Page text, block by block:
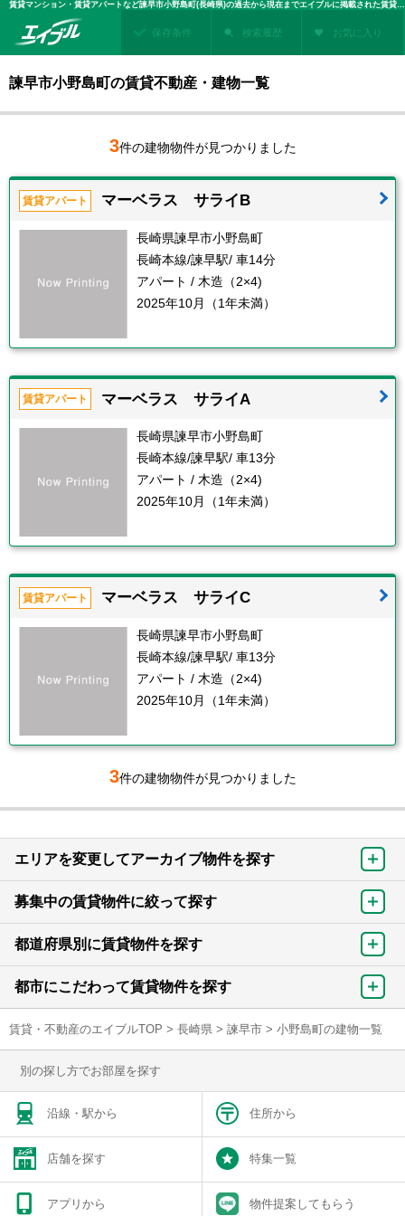
賃貸マンション・賃貸アパートなど諫早市小野島町(長崎県)の過去から現在までエイブルに掲載された賃貸住宅情報・建物情報を検索！不動産賃貸を探すなら、お部屋探しのエイブル
保存条件 検索履歴 お気に入り
諫早市小野島町の賃貸不動産・建物一覧
3件の建物物件が見つかりました
賃貸アパート マーベラス サライB
長崎県諫早市小野島町
長崎本線/諫早駅/ 車14分
アパート / 木造（2×4)
2025年10月（1年未満）
賃貸アパート マーベラス サライA
長崎県諫早市小野島町
長崎本線/諫早駅/ 車13分
アパート / 木造（2×4)
2025年10月（1年未満）
賃貸アパート マーベラス サライC
長崎県諫早市小野島町
長崎本線/諫早駅/ 車13分
アパート / 木造（2×4)
2025年10月（1年未満）
3件の建物物件が見つかりました
エリアを変更してアーカイブ物件を探す
募集中の賃貸物件に絞って探す
都道府県別に賃貸物件を探す
都市にこだわって賃貸物件を探す
賃貸・不動産のエイブルTOP > 長崎県 > 諫早市 > 小野島町の建物一覧
別の探し方でお部屋を探す
沿線・駅から 住所から
店舗を探す 特集一覧
アプリから 物件提案してもらう